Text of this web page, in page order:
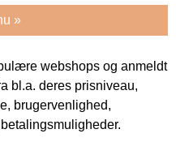
»
webshops og anmeldt
bl.a. deres prisniveau,
brugervenlighed,